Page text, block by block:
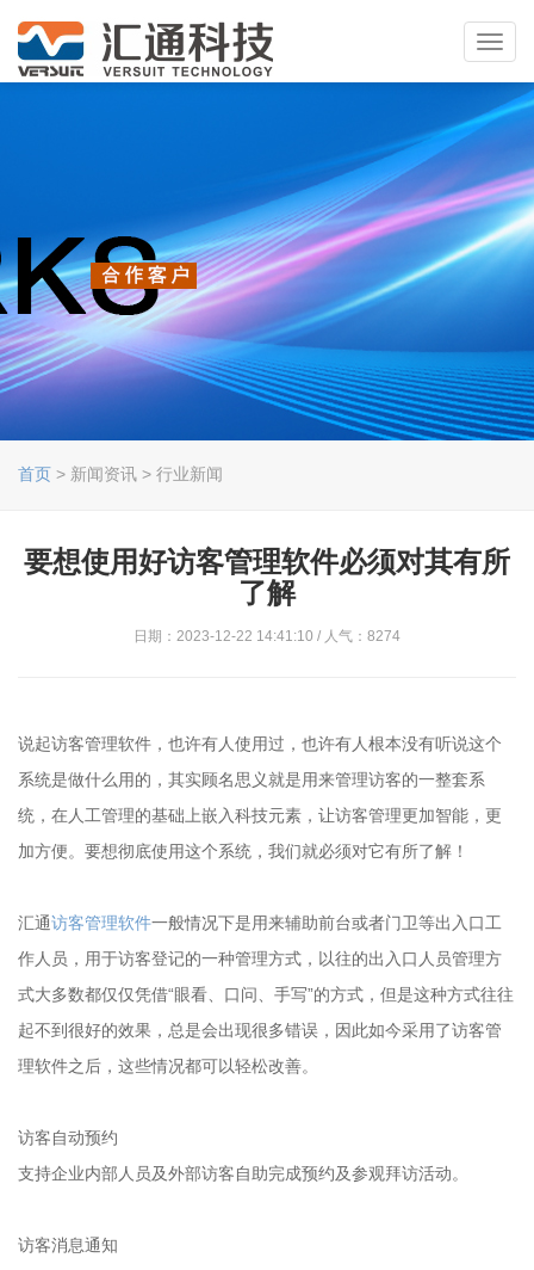
首页 > 新闻资讯 > 行业新闻
要想使用好访客管理软件必须对其有所
了解
日期：2023-12-22 14:41:10 / 人气：8274
说起访客管理软件，也许有人使用过，也许有人根本没有听说这个
系统是做什么用的，其实顾名思义就是用来管理访客的一整套系
统，在人工管理的基础上嵌入科技元素，让访客管理更加智能，更
加方便。要想彻底使用这个系统，我们就必须对它有所了解！
汇通访客管理软件一般情况下是用来辅助前台或者门卫等出入口工
作人员，用于访客登记的一种管理方式，以往的出入口人员管理方
式大多数都仅仅凭借“眼看、口问、手写”的方式，但是这种方式往往
起不到很好的效果，总是会出现很多错误，因此如今采用了访客管
理软件之后，这些情况都可以轻松改善。
访客自动预约
支持企业内部人员及外部访客自助完成预约及参观拜访活动。
访客消息通知